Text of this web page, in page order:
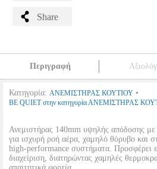
Share
Περιγραφή
Κατηγορία: ΑΝΕΜΙΣΤΗΡΑΣ ΚΟΥΤΙΟΥ •
BE QUIET στην κατηγορία ΑΝΕΜΙΣΤΗΡΑΣ
Ανεμιστήρας 140mm υψηλής απόδοσης με
για ισχυρή ροή αέρα, χαμηλό θόρυβο και
high-performance συστήματα. Προσφέρει
διαχείριση, διατηρώντας χαμηλές